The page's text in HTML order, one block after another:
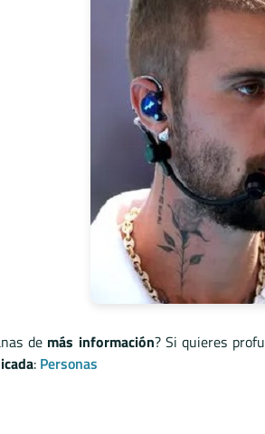
de más información? Si quieres
: Personas